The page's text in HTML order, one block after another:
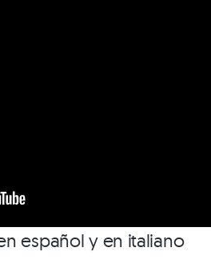
español y en italiano